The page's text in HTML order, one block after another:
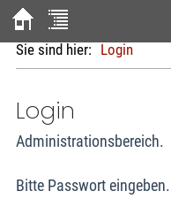
Sie sind hier: Login
Login
Administrationsbereich.
Bitte Passwort eingeben.